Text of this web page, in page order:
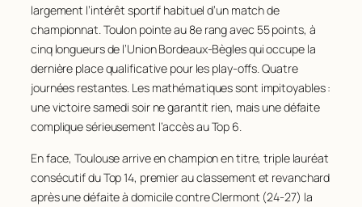
largement l’intérêt sportif habituel d’un match de
championnat. Toulon pointe au 8e rang avec 55 points, à
cinq longueurs de l’Union Bordeaux-Bègles qui occupe la
dernière place qualificative pour les play-offs. Quatre
journées restantes. Les mathématiques sont impitoyables :
une victoire samedi soir ne garantit rien, mais une défaite
complique sérieusement l’accès au Top 6.
En face, Toulouse arrive en champion en titre, triple lauréat
consécutif du Top 14, premier au classement et revanchard
après une défaite à domicile contre Clermont (24-27) la